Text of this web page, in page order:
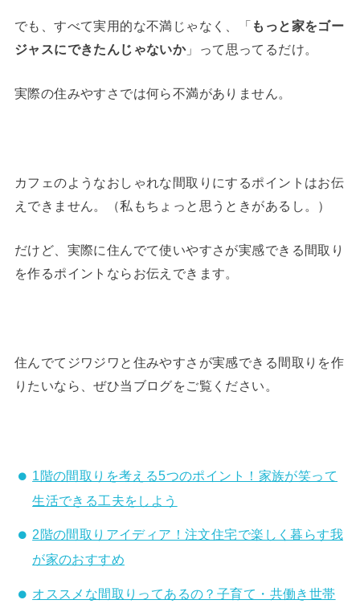
でも、すべて実用的な不満じゃなく、「 もっと家をゴー
ジャスにできたんじゃないか」って思ってるだけ。
実際の住みやすさでは何ら不満がありません。
カフェのようなおしゃれな間取りにするポイントはお伝
えできません。（私もちょっと思うときがあるし。）
だけど、実際に住んでて使いやすさが実感できる間取り
を作るポイントならお伝えできます。
住んでてジワジワと住みやすさが実感できる間取りを作
りたいなら、ぜひ当ブログをご覧ください。
1階の間取りを考える5つのポイント！家族が笑って
生活できる工夫をしよう
2階の間取りアイディア！注文住宅で楽しく暮らす我
が家のおすすめ
オススメな間取りってあるの？子育て・共働き世帯